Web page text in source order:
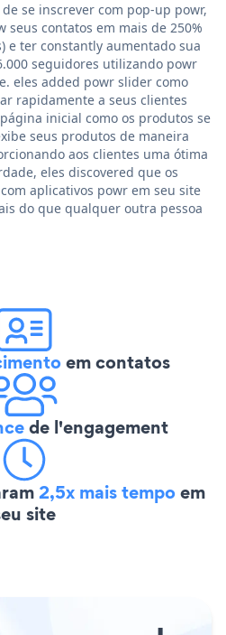
se inscrever com pop-up powr,
seus contatos em mais de 250%
e ter constantly aumentado sua
seguidores utilizando powr
eles added powr slider como
rapidamente a seus clientes
inicial como os produtos se
seus produtos de maneira
aos clientes uma ótima
eles discovered que os
aplicativos powr em seu site
do que qualquer outra pessoa
em contatos
de l'engagement
2,5x mais tempoem
site